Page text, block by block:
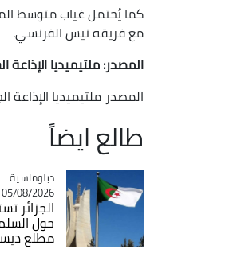
كما يُحتمل غياب متوسط
مع فريقه نيس الفرنسي.
المصدر: ملتيميديا الإذاعة
المصدر ملتيميديا الإذاعة
طالع ايضاً
Catégorie
دبلوماسية
05/08/2026 - 22:58
حول
مطلع